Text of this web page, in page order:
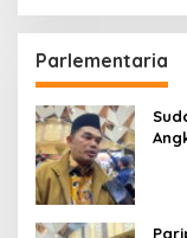
Parlementaria